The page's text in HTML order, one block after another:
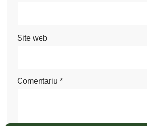
Site web
Comentariu *